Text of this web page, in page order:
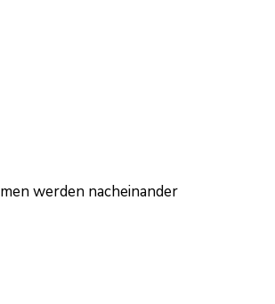
werden nacheinander